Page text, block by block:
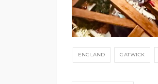
ENGLAND GATWICK